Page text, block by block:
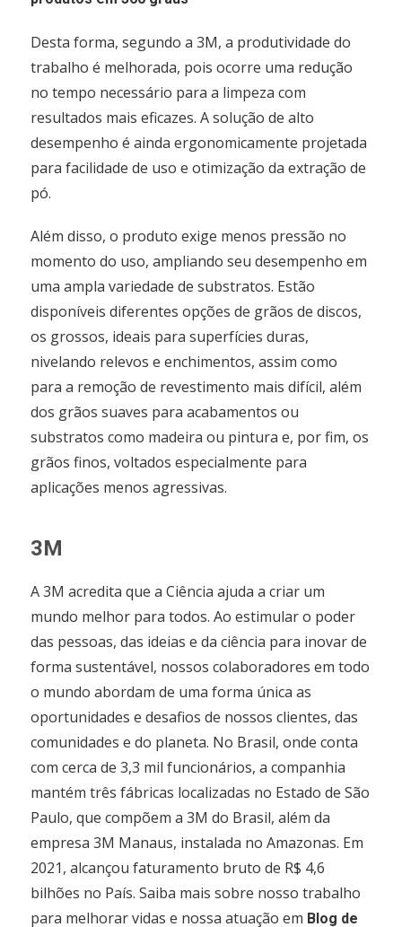
Desta forma, segundo a 3M, a produtividade do
trabalho é melhorada, pois ocorre uma redução
no tempo necessário para a limpeza com
resultados mais eficazes. A solução de alto
desempenho é ainda ergonomicamente projetada
para facilidade de uso e otimização da extração de
pó.
Além disso, o produto exige menos pressão no
momento do uso, ampliando seu desempenho em
uma ampla variedade de substratos. Estão
disponíveis diferentes opções de grãos de discos,
os grossos, ideais para superfícies duras,
nivelando relevos e enchimentos, assim como
para a remoção de revestimento mais difícil, além
dos grãos suaves para acabamentos ou
substratos como madeira ou pintura e, por fim, os
grãos finos, voltados especialmente para
aplicações menos agressivas.
3M
A 3M acredita que a Ciência ajuda a criar um
mundo melhor para todos. Ao estimular o poder
das pessoas, das ideias e da ciência para inovar de
forma sustentável, nossos colaboradores em todo
o mundo abordam de uma forma única as
oportunidades e desafios de nossos clientes, das
comunidades e do planeta. No Brasil, onde conta
com cerca de 3,3 mil funcionários, a companhia
mantém três fábricas localizadas no Estado de São
Paulo, que compõem a 3M do Brasil, além da
empresa 3M Manaus, instalada no Amazonas. Em
2021, alcançou faturamento bruto de R$ 4,6
bilhões no País. Saiba mais sobre nosso trabalho
para melhorar vidas e nossa atuação em Blog de